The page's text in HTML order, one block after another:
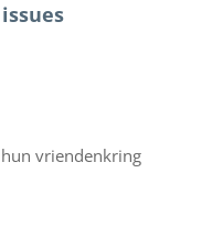
vriendenkring